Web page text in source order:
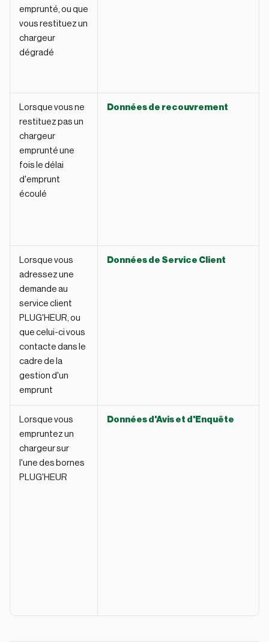
emprunté, ou que
vous restituez un
chargeur
dégradé
Lorsque vous ne
restituez pas un
chargeur
emprunté une
fois le délai
d'emprunt
écoulé
Données de recouvrement
Lorsque vous
adressez une
demande au
service client
PLUG'HEUR, ou
que celui-ci vous
contacte dans le
cadre de la
gestion d'un
emprunt
Données de Service Client
Lorsque vous
empruntez un
chargeur sur
l'une des bornes
PLUG'HEUR
Données d'Avis et d'Enquête